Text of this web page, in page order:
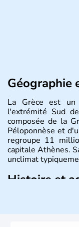
Géographie
La Grèce est
l'extrémité Sud
composée de la
Péloponnèse et
regroupe 11
capitale Athènes.
unclimat
Histoire et